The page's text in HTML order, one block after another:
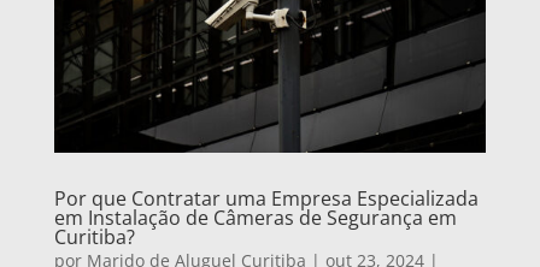
Por que Contratar uma Empresa Especializada
em Instalação de Câmeras de Segurança em
Curitiba?
por Marido de Aluguel Curitiba | out 23, 2024|